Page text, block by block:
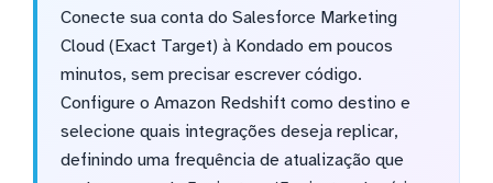
Conecte sua conta do Salesforce Marketing
Cloud (Exact Target) à Kondado em poucos
minutos, sem precisar escrever código.
Configure o Amazon Redshift como destino e
selecione quais integrações deseja replicar,
definindo uma frequência de atualização que